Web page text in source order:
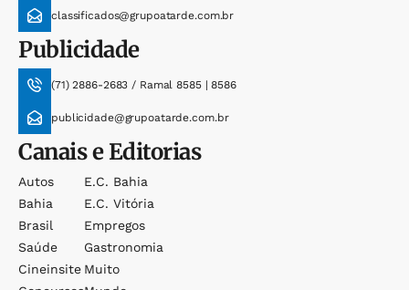
classificados@grupoatarde.com.br
Publicidade
(71) 2886-2683 / Ramal 8585 | 8586
publicidade@grupoatarde.com.br
Canais e Editorias
Autos
Bahia
Brasil
Saúde
Cineinsite
E.c. Bahia
E.c. Vitória
Empregos
Gastronomia
Muito